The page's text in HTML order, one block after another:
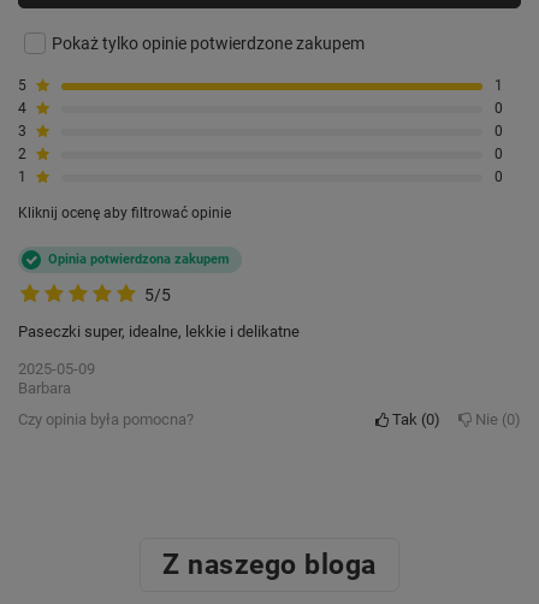
Pokaż tylko opinie potwierdzone zakupem
5
1
4
0
3
0
2
0
1
0
Kliknij ocenę aby filtrować opinie
5/5
Opinia potwierdzona zakupem
Paseczki super, idealne, lekkie i delikatne
2025-05-09
Barbara
Czy opinia była pomocna?
Tak 0 Nie 0
Z naszego bloga